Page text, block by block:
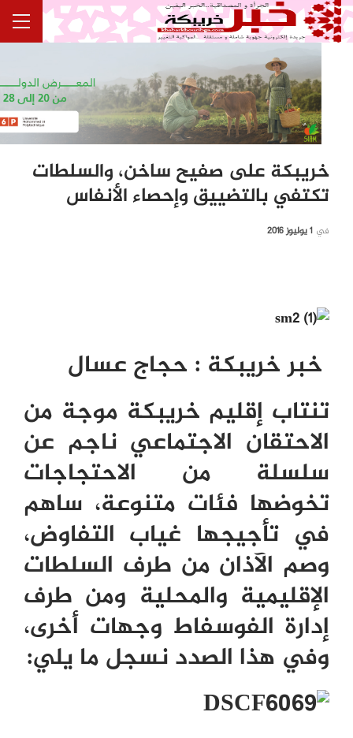
خريبكة على صفيح ساخن، والسلطات
تكتفي بالتضييق وإحصاء الأنفاس
في 1 يوليوز 2016
خبر خريبكة : حجاج عسال
تنتاب إقليم خريبكة موجة من
الاحتقان الاجتماعي ناجم عن
سلسلة من الاحتجاجات
تخوضها فئات متنوعة، ساهم
في تأجيجها غياب التفاوض،
وصم الآذان من طرف السلطات
الإقليمية والمحلية ومن طرف
إدارة الفوسفاط وجهات أخرى،
وفي هذا الصدد نسجل ما يلي: